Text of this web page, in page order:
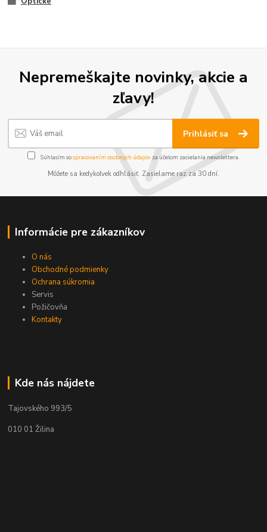
Nepremeškajte novinky, akcie a
zľavy!
Prihlásiť sa
Súhlasím sospracovaním osobných údajov za účelom zasielania newslettera.
Môžete sa kedykoľvek odhlásiť. Zasielame raz za 30 dní.
Informácie pre zákazníkov
O nás
Obchodné podmienky
Ochrana súkromia
Servis
Požičovňa
Kontakty
Kde nás nájdete
Tajovského 993/5
010 01 Žilina